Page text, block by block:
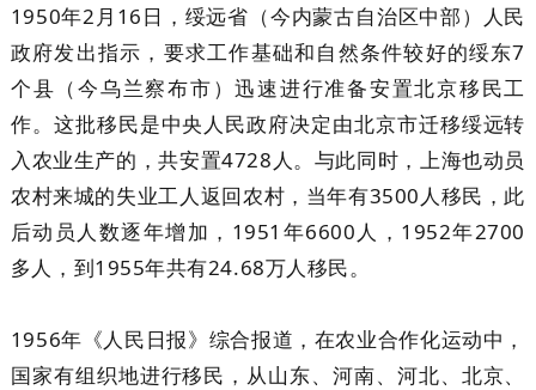
1950年2月16日，绥远省（今内蒙古自治区中部）人民
政府发出指示，要求工作基础和自然条件较好的绥东7
个县（今乌兰察布市）迅速进行准备安置北京移民工
作。这批移民是中央人民政府决定由北京市迁移绥远转
入农业生产的，共安置4728人。与此同时，上海也动员
农村来城的失业工人返回农村，当年有3500人移民，此
后动员人数逐年增加，1951年6600人，1952年2700
多人，到1955年共有24.68万人移民。
1956年《人民日报》综合报道，在农业合作化运动中，
国家有组织地进行移民，从山东、河南、河北、北京、